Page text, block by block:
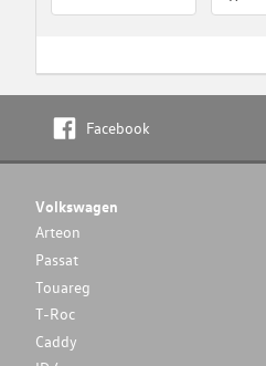
Facebook
Volkswagen
Arteon
Passat
Touareg
T-Roc
Caddy